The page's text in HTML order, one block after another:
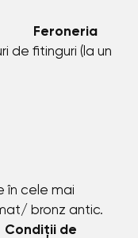
Feroneria
de fitinguri (la un
în cele mai
bronz antic.
Condiții de